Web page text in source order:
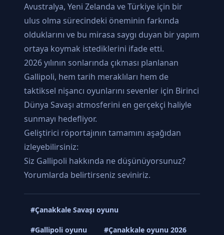
Avustralya, Yeni Zelanda ve Türkiye için bir
ulus olma sürecindeki öneminin farkında
olduklarını ve bu mirasa saygı duyan bir yapım
ortaya koymak istediklerini ifade etti.
2026 yılının sonlarında çıkması planlanan
Gallipoli, hem tarih meraklıları hem de
taktiksel nişancı oyunlarını sevenler için Birinci
Dünya Savaşı atmosferini en gerçekçi haliyle
sunmayı hedefliyor.
Geliştirici röportajının tamamını aşağıdan
izleyebilirsiniz:
Siz Gallipoli hakkında ne düşünüyorsunuz?
Yorumlarda belirtirseniz seviniriz.
#Çanakkale Savaşı oyunu
#Gallipoli oyunu #Çanakkale oyunu 2026